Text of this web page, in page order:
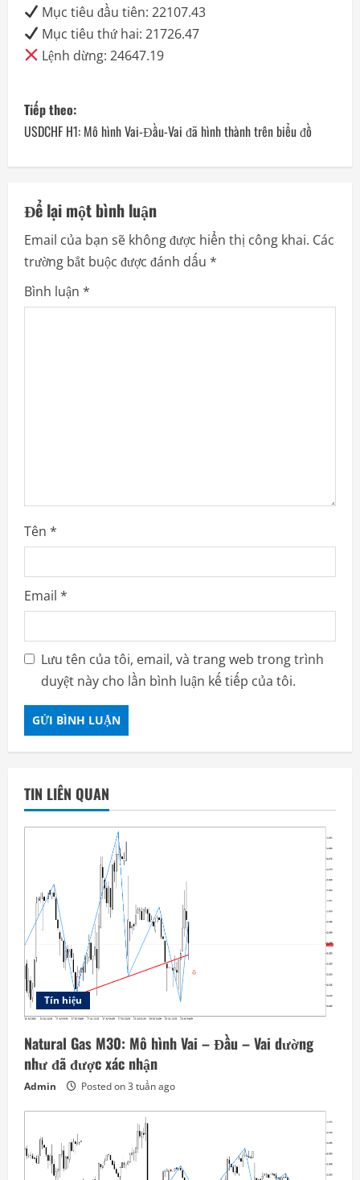
Mục tiêu đầu tiên: 22107.43
Mục tiêu thứ hai: 21726.47
Lệnh dừng: 24647.19
P
o
s
t
n
a
v
o
n
Tiếp theo:
USDCHF H1: Mô hình Vai-Đầu-Vai đã hình thành trên biểu đồ
Để lại một bình luận
Email của bạn sẽ không được hiển thị công khai. Các
trường bắt buộc được đánh dấu *
Bình luận *
Tên *
Email *
Lưu tên của tôi, email, và trang web trong trình
duyệt này cho lần bình luận kế tiếp của tôi.
TIN LIÊN QUAN
Tín hiệu
Natural Gas M30: Mô hình Vai – Đầu – Vai dường
như đã được xác nhận
Admin Posted on 3 tuần ago